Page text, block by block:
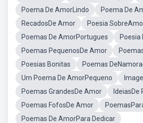
Poema De AmorLindo
Poema De
RecadosDe Amor
Poesia
Poemas De AmorPortugues
Poesia
Poemas PequenosDe Amor
Poesias Bonitas
Poemas
Um Poema De AmorPequeno
Poemas GrandesDe Amor
IdeiasDe
Poemas FofosDe Amor
Poemas De AmorPara Dedicar